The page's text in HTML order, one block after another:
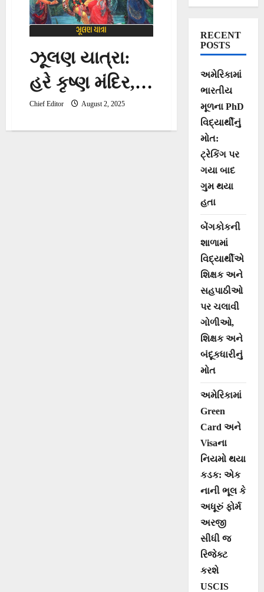
ઝૂલણ યાત્રા:
હરે કૃષ્ણ મંદિર,
ભાડજમાં ચાર
દિવસીય ઝૂલણ
Chief Editor August 2, 2025
RECENT
POSTS
અમેરિકામાં
ભારતીય
મૂળના PhD
વિદ્યાર્થીનું
મોત:
ટ્રેકિંગ પર
ગયા બાદ
ગુમ થયા
હતા
બેંગકોકની
શાળામાં
વિદ્યાર્થીએ
શિક્ષક અને
સહપાઠીઓ
પર ચલાવી
ગોળીઓ,
શિક્ષક અને
બંદૂકધારીનું
મોત
અમેરિકામાં
Green
Card અને
Visaના
નિયમો થયા
કડક: એક
નાની ભૂલ કે
અધૂરું ફોર્મ
અરજી
સીધી જ
રિજેક્ટ
કરશે
USCIS